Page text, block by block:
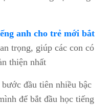
anh cho trẻ mới bắt
trọng, giúp các con có
thiện nhất
đầu tiên nhiều bậc
để bắt đầu học tiếng